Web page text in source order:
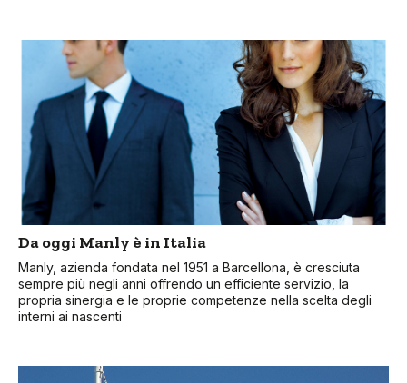
Da oggi Manly è in Italia
Manly, azienda fondata nel 1951 a Barcellona, è cresciuta
sempre più negli anni offrendo un efficiente servizio, la
propria sinergia e le proprie competenze nella scelta degli
interni ai nascenti